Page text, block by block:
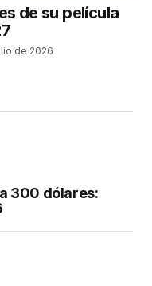
de su película
de 2026
300 dólares: